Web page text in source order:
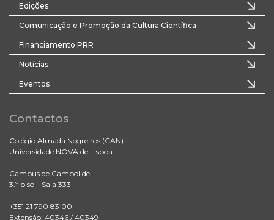
Edições
Comunicação e Promoção da Cultura Científica
Financiamento PRR
Notícias
Eventos
Contactos
Colégio Almada Negreiros (CAN)
Universidade NOVA de Lisboa
Campus de Campolide
3.º piso – Sala 333
+351 21 790 83 00
Extensão: 40346 / 40349